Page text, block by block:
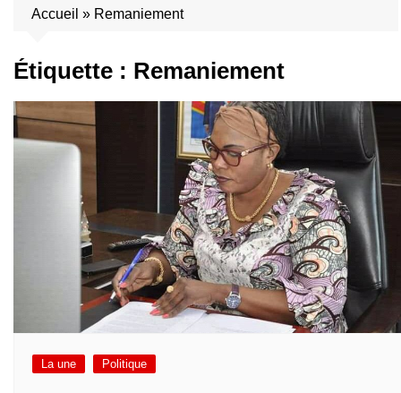
Accueil » Remaniement
Étiquette : Remaniement
La une Politique